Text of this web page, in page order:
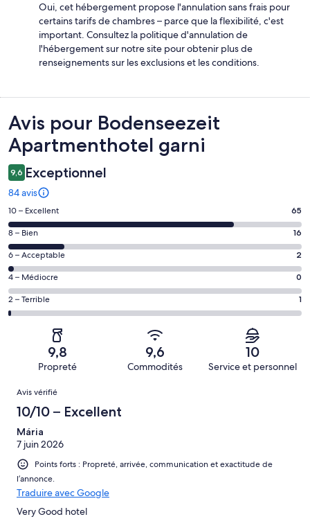
Oui, cet hébergement propose l'annulation sans frais pour
certains tarifs de chambres – parce que la flexibilité, c'est
important. Consultez la politique d'annulation de
l'hébergement sur notre site pour obtenir plus de
renseignements sur les exclusions et les conditions.
Avis
Avis pour Bodenseezeit
Apartmenthotel garni
9,6 Exceptionnel
84 avis
Note
de 10
–
Excellent,
d’après
65 avis
sur 84.
10 – Excellent 65
Note
de 8
–
Bien,
d’après
16 avis
8 – Bien 16
Note
de 6
–
Acceptable,
d’après
6 – Acceptable 2
Note
de 4
–
sur 84.
4 – Médiocre 0
Note
de 2
sur 84.
2 – Terrible 1
9,8
Propreté
9,6
Commodités
10
Service et personnel
Avis
Avis vérifié
10/10 – Excellent
Mária
7 juin 2026
Points forts : Propreté, arrivée, communication et exactitude de
l’annonce.
Traduire avec Google
Very Good hotel